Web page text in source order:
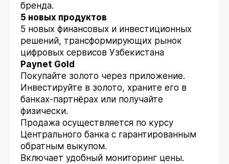
бренда.
5 новых продуктов
5 новых финансовых и инвестиционных
решений, трансформирующих рынок
цифровых сервисов Узбекистана
Paynet Gold
Покупайте золото через приложение.
Инвестируйте в золото, храните его в
банках-партнёрах или получайте
физически.
Продажа осуществляется по курсу
Центрального банка с гарантированным
обратным выкупом.
Включает удобный мониторинг цены.